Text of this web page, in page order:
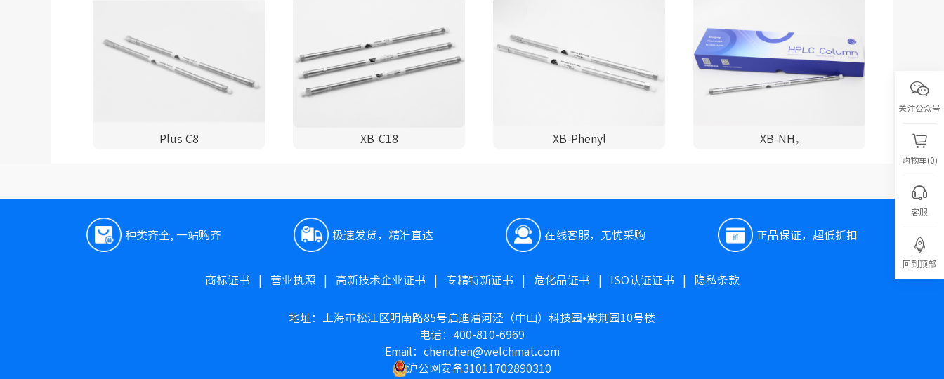
Plus C8 XB-C18 XB-Phenyl XB-NH₂
种类齐全, 一站购齐 极速发货，精准直达 在线客服，无忧采购 正品保证，超低折扣
商标证书 营业执照| 高新技术企业证书 专精特新证书 危化品证书 ISO认证证书 隐私条款
地址：上海市松江区明南路85号启迪漕河泾（中山）科技园•紫荆园10号楼
电话：400-810-6969
Email：chenchen@welchmat.com
沪公网安备31011702890310
关注公众号
购物车(0)
客服
回到顶部